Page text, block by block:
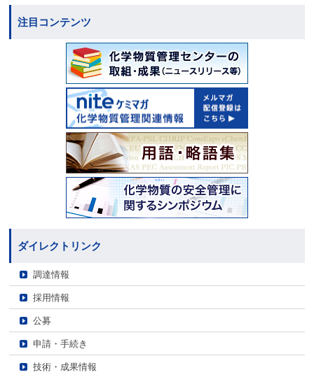
注目コンテンツ
ダイレクトリンク
調達情報
採用情報
公募
申請・手続き
技術・成果情報